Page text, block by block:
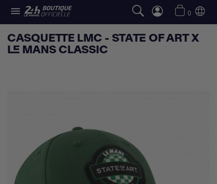
 0
CASQUETTE LMC - STATE OF ART X
LE MANS CLASSIC